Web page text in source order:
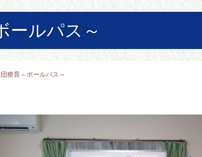
ールパス～
療育～ボールパス～